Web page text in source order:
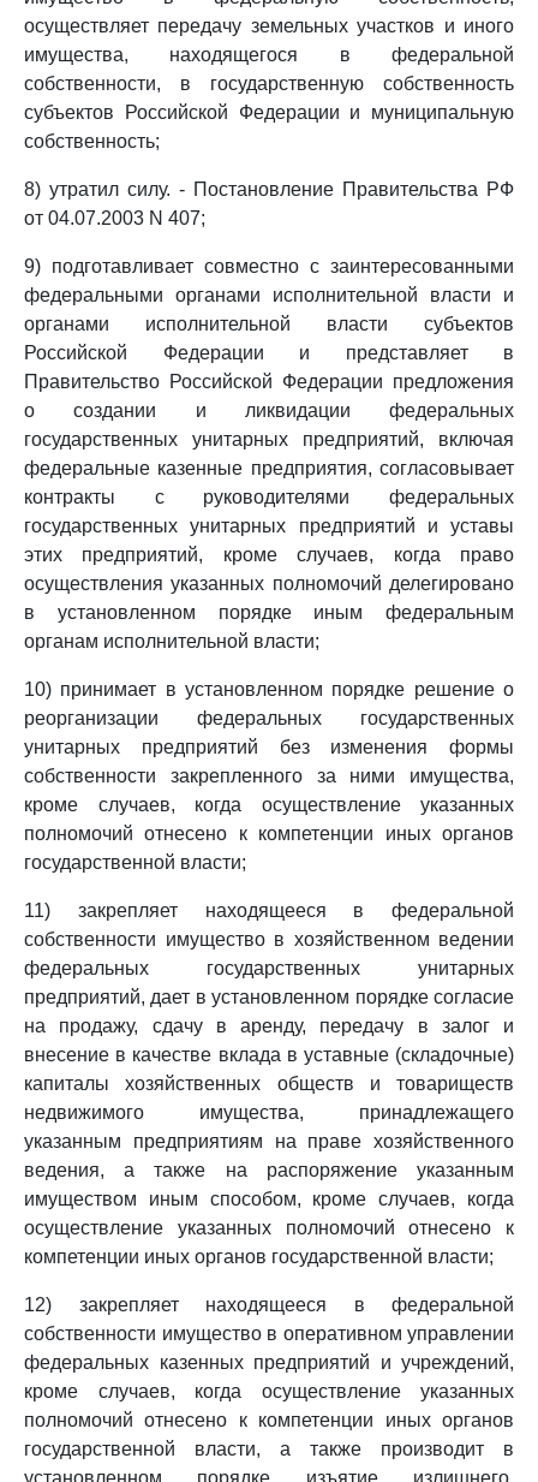
осуществляет передачу земельных участков и иного
имущества, находящегося в федеральной
собственности, в государственную собственность
субъектов Российской Федерации и муниципальную
собственность;
8) утратил силу. - Постановление Правительства РФ
от 04.07.2003 N 407;
9) подготавливает совместно с заинтересованными
федеральными органами исполнительной власти и
органами исполнительной власти субъектов
Российской Федерации и представляет в
Правительство Российской Федерации предложения
о создании и ликвидации федеральных
государственных унитарных предприятий, включая
федеральные казенные предприятия, согласовывает
контракты с руководителями федеральных
государственных унитарных предприятий и уставы
этих предприятий, кроме случаев, когда право
осуществления указанных полномочий делегировано
в установленном порядке иным федеральным
органам исполнительной власти;
10) принимает в установленном порядке решение о
реорганизации федеральных государственных
унитарных предприятий без изменения формы
собственности закрепленного за ними имущества,
кроме случаев, когда осуществление указанных
полномочий отнесено к компетенции иных органов
государственной власти;
11) закрепляет находящееся в федеральной
собственности имущество в хозяйственном ведении
федеральных государственных унитарных
предприятий, дает в установленном порядке согласие
на продажу, сдачу в аренду, передачу в залог и
внесение в качестве вклада в уставные (складочные)
капиталы хозяйственных обществ и товариществ
недвижимого имущества, принадлежащего
указанным предприятиям на праве хозяйственного
ведения, а также на распоряжение указанным
имуществом иным способом, кроме случаев, когда
осуществление указанных полномочий отнесено к
компетенции иных органов государственной власти;
12) закрепляет находящееся в федеральной
собственности имущество в оперативном управлении
федеральных казенных предприятий и учреждений,
кроме случаев, когда осуществление указанных
полномочий отнесено к компетенции иных органов
государственной власти, а также производит в
установленном порядке изъятие излишнего,